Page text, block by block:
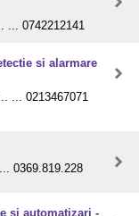
... 0742212141
si alarmare
... 0213467071
0369.819.228
si automatizari -